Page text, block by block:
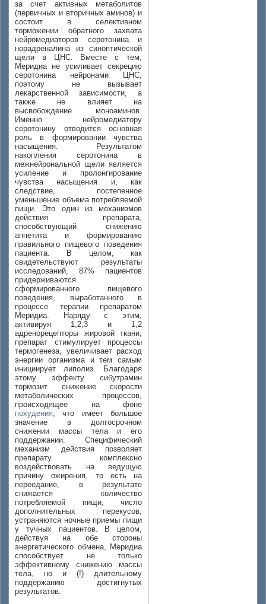
за счет активных метаболитов
(первичных и вторичных аминов) и
состоит в селективном
торможении обратного захвата
нейромедиаторов серотонина и
норадреналина из синоптической
щели в ЦНС. Вместе с тем,
Меридиа не усиливает секрецию
серотонина нейронами ЦНС,
поэтому не вызывает
лекарственной зависимости, а
также не влияет на
высвобождение моноаминов.
Именно нейромедиатору
серотонину отводится основная
роль в формировании чувства
насыщения. Результатом
накопления серотонина в
межнейрональной щели является
усиление и пролонгирование
чувства насыщения и, как
следствие, постепенное
уменьшение объема потребляемой
пищи. Это один из механизмов
действия препарата,
способствующий снижению
аппетита и формированию
правильного пищевого поведения
пациента. В целом, как
свидетельствуют результаты
исследований, 87% пациентов
придерживаются
сформированного пищевого
поведения, выработанного в
процессе терапии препаратом
Меридиа. Наряду с этим,
активируя 1,2,3 и 1,2
адренорецепторы жировой ткани,
препарат стимулирует процессы
термогенеза, увеличивает расход
энергии организма и тем самым
инициирует липолиз. Благодаря
этому эффекту сибутрамин
тормозит снижение скорости
метаболических процессов,
происходящее на фоне
похудения, что имеет большое
значение в долгосрочном
снижении массы тела и его
поддержании. Специфический
механизм действия позволяет
препарату комплексно
воздействовать на ведущую
причину ожирения, то есть на
переедание, в результате
снижается количество
потребляемой пищи, число
дополнительных перекусов,
устраняются ночные приемы пищи
у тучных пациентов. В целом,
действуя на обе стороны
энергетического обмена, Меридиа
способствует не только
эффективному снижению массы
тела, но и (!) длительному
поддержанию достигнутых
результатов.